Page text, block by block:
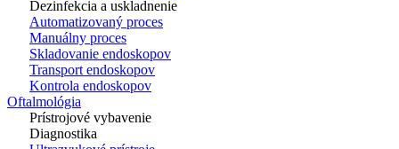
Dezinfekcia a uskladnenie
Automatizovaný proces
Manuálny proces
Skladovanie endoskopov
Transport endoskopov
Kontrola endoskopov
Oftalmológia
Prístrojové vybavenie
Diagnostika